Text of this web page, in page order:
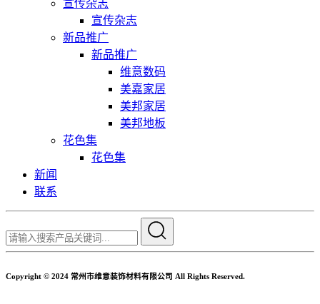
宣传杂志
宣传杂志
新品推广
新品推广
维意数码
美嘉家居
美邦家居
美邦地板
花色集
花色集
新闻
联系
Copyright © 2024 常州市维意装饰材料有限公司 All Rights Reserved.